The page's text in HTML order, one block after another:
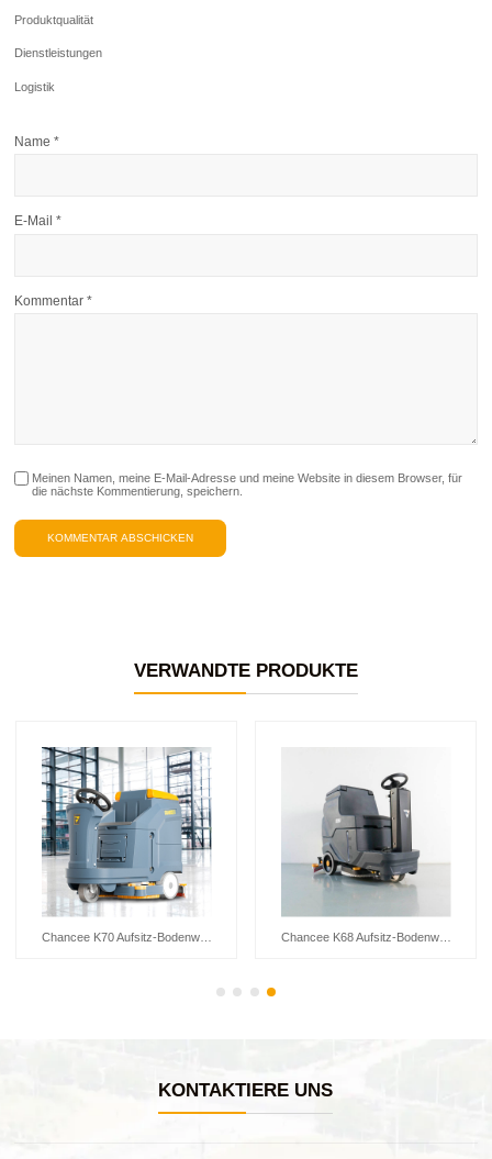
Produktqualität
Dienstleistungen
Logistik
Kommentar*
Name*
E-Mail*
Meinen Namen, meine E-Mail-Adresse und meine Website in diesem Browser, für
die nächste Kommentierung, speichern.
VERWANDTE PRODUKTE
Chancee K80+ Double Brush Ride-on Floor Scrubber Chancee K70+ Ride-on Floor Scrubber
KONTAKTIERE UNS